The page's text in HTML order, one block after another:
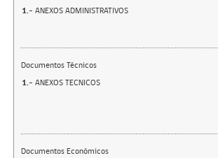
1.- ANEXOS ADMINISTRATIVOS
Documentos Técnicos
1.- ANEXOS TECNICOS
Documentos Económicos